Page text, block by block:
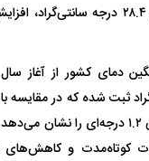
درجه سانتی‌گراد، افزایشی ۱.۲ درجه‌ای
کوتاه‌مدت و